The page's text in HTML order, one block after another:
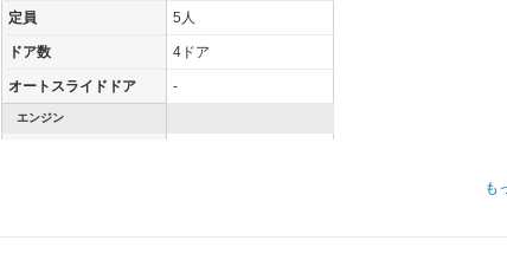
定員 5人
ドア数 4ドア
オートスライドドア -
エンジン
も